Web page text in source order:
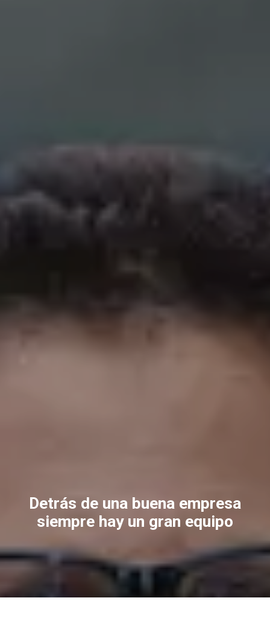
Detrás de una buena empresa
siempre hay un gran equipo